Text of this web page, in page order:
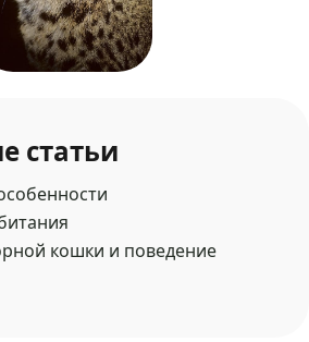
статьи
кошки и поведение